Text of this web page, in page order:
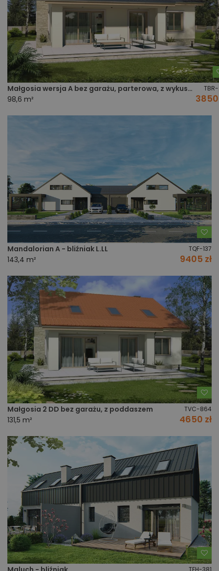
Małgosia wersja A bez garażu, parterowa, z wykuszem TBR-
98,6 m² 3850
Mandalorian A - bliźniak L.LL TQF-137
143,4 m² 9405 zł
Małgosia 2 DD bez garażu, z poddaszem TVC-864
131,5 m² 4650 zł